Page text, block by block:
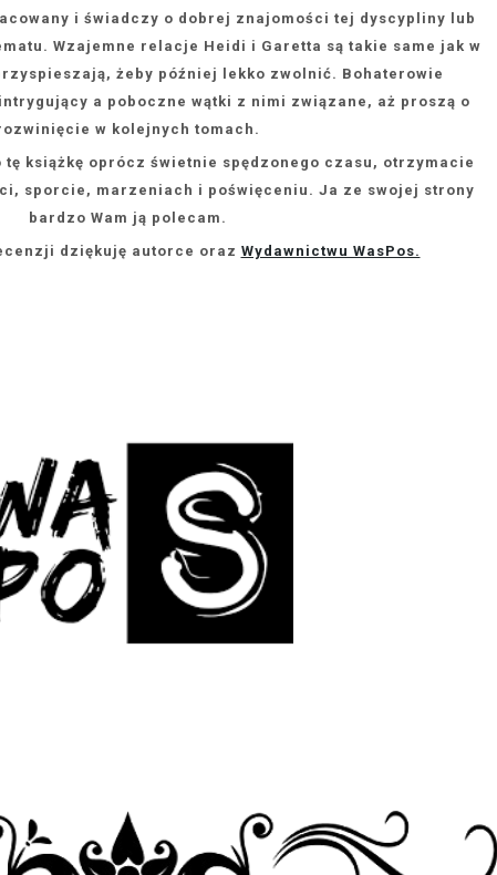
i świadczy o dobrej znajomości tej dyscypliny lub
Wzajemne relacje Heidi i Garetta są takie same jak w
żeby później lekko zwolnić. Bohaterowie
a poboczne wątki z nimi związane, aż proszą o
w kolejnych tomach.
tę książkę oprócz świetnie spędzonego czasu, otrzymacie
sporcie, marzeniach i poświęceniu. Ja ze swojej strony
bardzo Wam ją polecam.
dziękuję autorce oraz Wydawnictwu WasPos.